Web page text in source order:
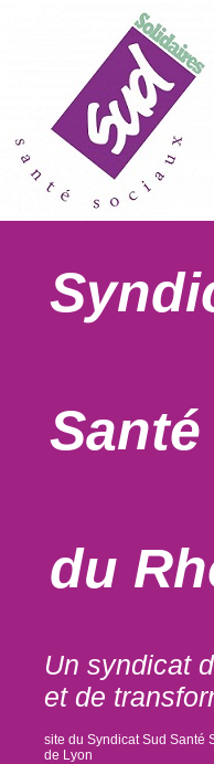
du
Un syndicat
et de
site du Syndicat Sud Santé
de Lyon